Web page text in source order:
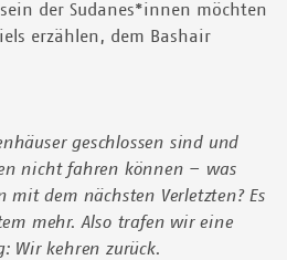
der Sudanes*innen möchten
erzählen, dem Bashair
geschlossen sind und
nicht fahren können – was
mit dem nächsten Verletzten? Es
mehr. Also trafen wir eine
Wir kehren zurück.